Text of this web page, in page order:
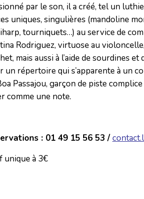
par le son, il a créé, tel un
uniques, singulières (mandoline
tourniquets…) au service de
Rodriguez, virtuose au
mais aussi à l’aide de sourdines
un répertoire qui s’apparente à un
Passajou, garçon de piste
comme une note.
: 01 49 15 56 53 /
unique à 3€